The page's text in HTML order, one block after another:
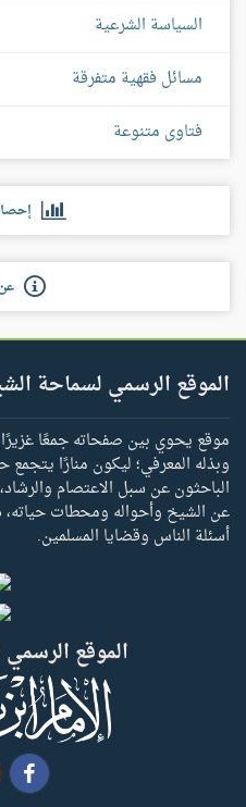
السياسة الشرعية
مسائل فقهية متفرقة
فتاوى متنوعة
الموقع الرسمي لسماحة
موقع يحوي بين صفحاته جمعًا
وبذله المعرفي؛ ليكون منارًا يتجمع
الباحثون عن سبل الاعتصام
عن الشيخ وأحواله ومحطات حياته،
أسئلة الناس وقضايا المسلمين.
الموقع